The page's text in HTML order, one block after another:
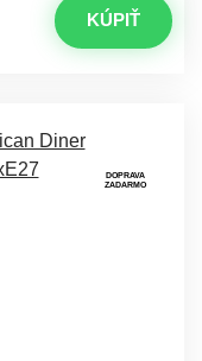
KÚPIŤ
DOPRAVA
ZADARMO